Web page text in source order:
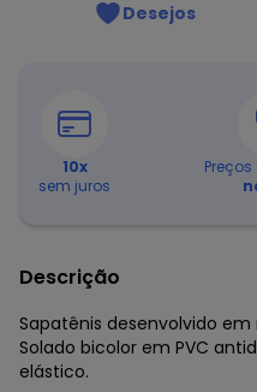
Desejos
10x
sem juros
Preços
Descrição
Sapatênis desenvolvido
Solado bicolor em PVC
elástico.